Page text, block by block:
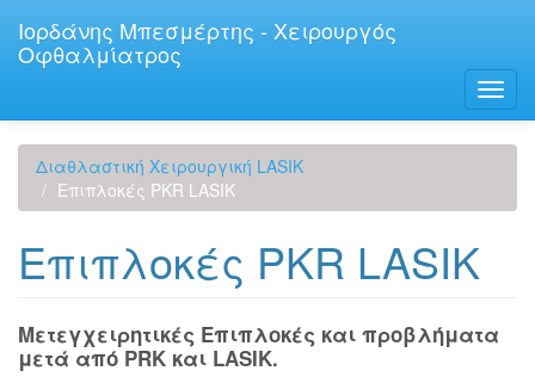
προς
Ιορδάνης Μπεσμέρτης - Χειρουργός
Οφθαλμίατρος
Διαθλαστική Χειρουργική LASIK
Επιπλοκές PKR LASIK
Επιπλοκές PKR LASIK
Μετεγχειρητικές Επιπλοκές και προβλήματα
μετά από PRK και LASIK.